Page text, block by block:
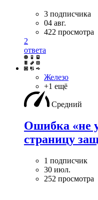
3 подписчика
04 авг.
422 просмотра
2
ответа
Железо
+1 ещё
Средний
Ошибка «не
страницу
1 подписчик
30 июл.
252 просмотра